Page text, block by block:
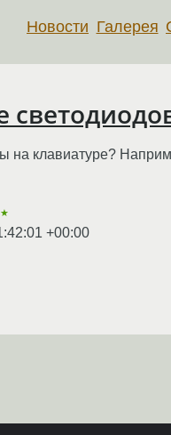
Новости Галерея
на клавиатуре?
+00:00